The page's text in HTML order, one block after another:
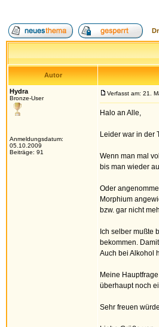
Autor
Hydra
Bronze-User
Anmeldungsdatum:
05.10.2009
Beiträge: 91
Verfasst am: 21.
Halo an Alle,
Leider war in der
Wenn man mal
bis man wieder
Oder
Morphium
bzw. gar nicht
Ich selber mußte
bekommen.
Auch bei Alkohol
Meine
überhaupt noch
Sehr freuen